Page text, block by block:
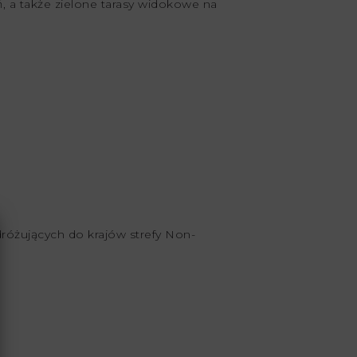
a także zielone tarasy widokowe na
do krajów strefy Non-